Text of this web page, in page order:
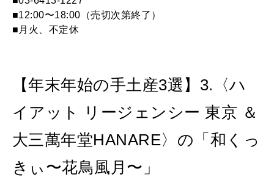
■12:00〜18:00（売切次第終了）
■月火、不定休
【年末年始の手土産3選】3.〈ハ
イアット リージェンシー 東京 ＆
大三萬年堂HANARE〉の「和くっ
きぃ〜花鳥風月〜」